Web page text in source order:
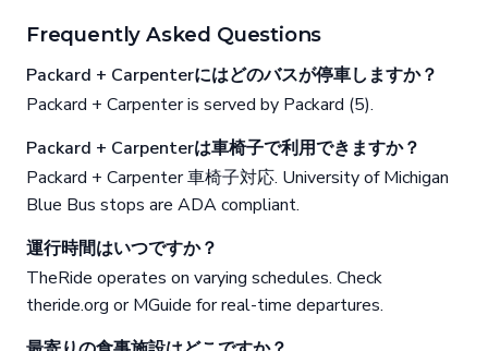
Frequently Asked Questions
Packard + Carpenterにはどのバスが停車しますか？
Packard + Carpenter is served by Packard (5).
Packard + Carpenterは車椅子で利用できますか？
Packard + Carpenter 車椅子対応. University of Michigan
Blue Bus stops are ADA compliant.
運行時間はいつですか？
TheRide operates on varying schedules. Check
theride.org or MGuide for real-time departures.